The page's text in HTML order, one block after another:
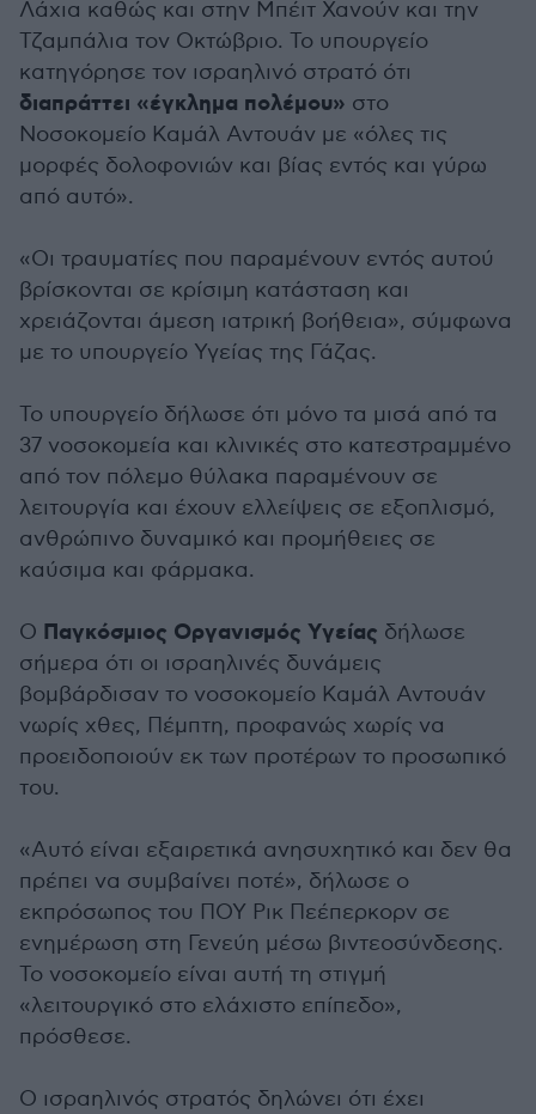
Λάχια καθώς και στην Μπέιτ Χανούν και την
Τζαμπάλια τον Οκτώβριο. Το υπουργείο
κατηγόρησε τον ισραηλινό στρατό ότι
διαπράττει «έγκλημα πολέμου» στο
Νοσοκομείο Καμάλ Αντουάν με «όλες τις
μορφές δολοφονιών και βίας εντός και γύρω
από αυτό».
«Οι τραυματίες που παραμένουν εντός αυτού
βρίσκονται σε κρίσιμη κατάσταση και
χρειάζονται άμεση ιατρική βοήθεια», σύμφωνα
με το υπουργείο Υγείας της Γάζας.
Το υπουργείο δήλωσε ότι μόνο τα μισά από τα
37 νοσοκομεία και κλινικές στο κατεστραμμένο
από τον πόλεμο θύλακα παραμένουν σε
λειτουργία και έχουν ελλείψεις σε εξοπλισμό,
ανθρώπινο δυναμικό και προμήθειες σε
καύσιμα και φάρμακα.
Ο Παγκόσμιος Οργανισμός Υγείας δήλωσε
σήμερα ότι οι ισραηλινές δυνάμεις
βομβάρδισαν το νοσοκομείο Καμάλ Αντουάν
νωρίς χθες, Πέμπτη, προφανώς χωρίς να
προειδοποιούν εκ των προτέρων το προσωπικό
του.
«Αυτό είναι εξαιρετικά ανησυχητικό και δεν θα
πρέπει να συμβαίνει ποτέ», δήλωσε ο
εκπρόσωπος του ΠΟΥ Ρικ Πεέπερκορν σε
ενημέρωση στη Γενεύη μέσω βιντεοσύνδεσης.
Το νοσοκομείο είναι αυτή τη στιγμή
«λειτουργικό στο ελάχιστο επίπεδο»,
πρόσθεσε.
Ο ισραηλινός στρατός δηλώνει ότι έχει